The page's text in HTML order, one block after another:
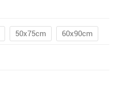
50x75cm 60x90cm